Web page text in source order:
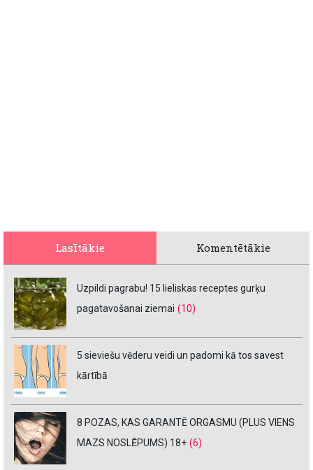
Lasītākie Komentētākie
Uzpildi pagrabu! 15 lieliskas receptes gurķu
pagatavošanai ziemai (10)
5 sieviešu vēderu veidi un padomi kā tos savest
kārtībā
8 POZAS, KAS GARANTĒ ORGASMU (PLUS VIENS
MAZS NOSLĒPUMS) 18+ (6)